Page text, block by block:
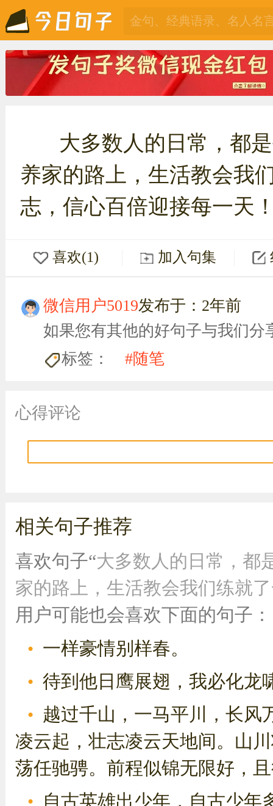
大多数人的日常，都
养家的路上，生活教会我
志，信心百倍迎接每一天
喜欢(1) 加入句集
微信用户5019发布于：2年前
如果您有其他的好句子与我们分
标签：
#随笔
心得评论
相关句子推荐
喜欢句子“大多数人的日常，都
家的路上，生活教会我们练就
用户可能也会喜欢下面的句子：
一样豪情别样春。
待到他日鹰展翅，我必化龙
越过千山，一马平川，长风
凌云起，壮志凌云天地间。山
荡任驰骋。前程似锦无限好，
自古英雄出少年，自古少年